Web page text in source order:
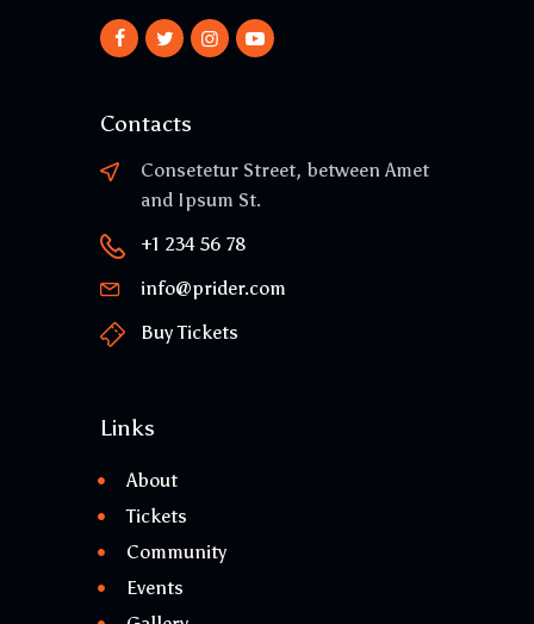
Contacts
Consetetur Street, between Amet
and Ipsum St.
+1 234 56 78
info@prider.com
Buy Tickets
Links
About
Tickets
Community
Events